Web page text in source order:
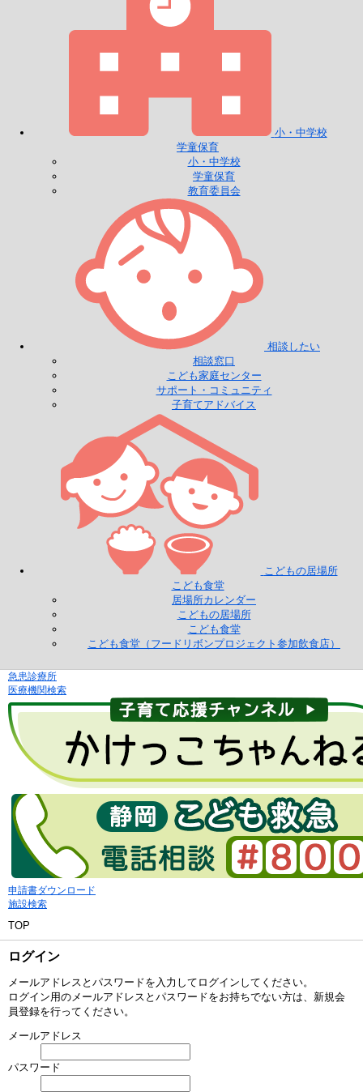
小・中学校
学童保育
小・中学校
学童保育
教育委員会
相談したい
相談窓口
こども家庭センター
サポート・コミュニティ
子育てアドバイス
こどもの居場所
こども食堂
居場所カレンダー
こどもの居場所
こども食堂
こども食堂（フードリボンプロジェクト参加飲食店）
急患診療所
医療機関検索
申請書ダウンロード
施設検索
TOP
ログイン
メールアドレスとパスワードを入力してログインしてください。
ログイン用のメールアドレスとパスワードをお持ちでない方は、新規会
員登録を行ってください。
メールアドレス
パスワード